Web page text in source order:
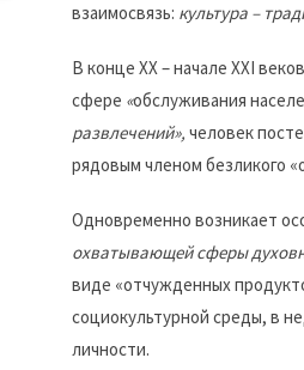
взаимосвязь: культура –
В конце XX – начале XXI
сфере «обслуживания
развлечений», человек
рядовым членом безликого
Одновременно возникает
охватывающей сферы
виде «отчужденных
социокультурной среды, в
личности.